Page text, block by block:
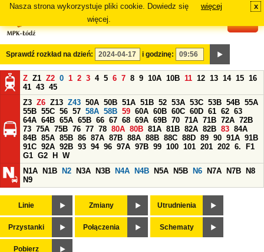
Nasza strona wykorzystuje pliki cookie. Dowiedz się
więcej.
więcej x
Sprawdź rozkład na dzień: i godzinę:
Z Z1 Z2 0 1 2 3 4 5 6 7 8 9 10A 10B 11 12 13 14 15 16
41 43 45
Z3 Z6 Z13 Z43 50A 50B 51A 51B 52 53A 53C 53B 54B 55A
55B 55C 56 57 58A 58B 59 60A 60B 60C 60D 61 62 63
64A 64B 65A 65B 66 67 68 69A 69B 70 71A 71B 72A 72B
73 75A 75B 76 77 78 80A 80B 81A 81B 82A 82B 83 84A
84B 85A 85B 86 87A 87B 88A 88B 88C 88D 89 90 91A 91B
91C 92A 92B 93 94 96 97A 97B 99 100 101 201 202 6.
F1
G1 G2 H
W
N1A
N1B N2 N3A N3B N4A N4B N5A N5B N6 N7A N7B
N8
N9
Linie Zmiany Utrudnienia
Przystanki Połączenia Schematy
Pobierz